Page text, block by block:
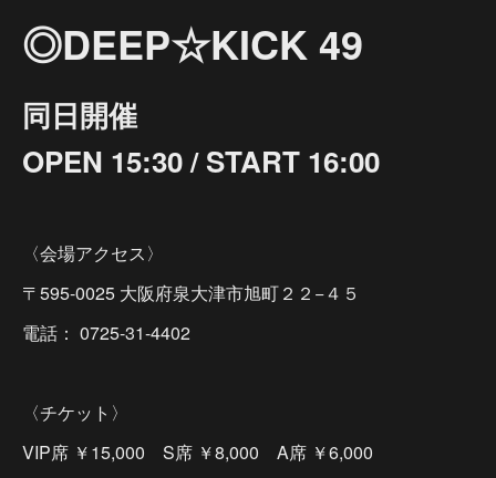
◎DEEP☆KICK 49
同日開催
OPEN 15:30 / START 16:00
〈会場アクセス〉
〒595-0025 大阪府泉大津市旭町２２−４５
電話： 0725-31-4402
〈チケット〉
VIP席 ￥15,000 S席 ￥8,000 A席 ￥6,000